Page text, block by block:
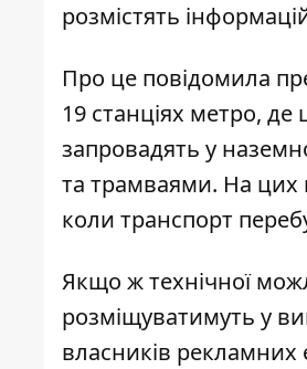
розмістять
Про це повідомила
19 станціях метро, де
запровадять у
та трамваями. На цих
коли транспорт
Якщо ж технічної
розміщуватимуть у
власників